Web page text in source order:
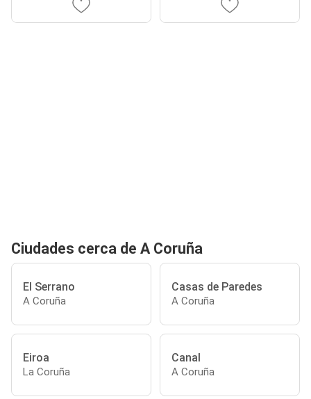
Ciudades cerca de A Coruña
El Serrano
A Coruña
Casas de Paredes
A Coruña
Eiroa
La Coruña
Canal
A Coruña